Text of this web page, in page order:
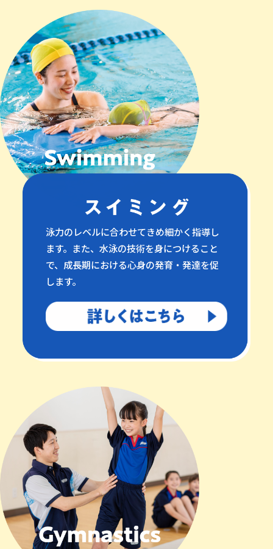
泳力のレベルに合わせてきめ細かく指導し
ます。また、水泳の技術を身につけること
で、成長期における心身の発育・発達を促
します。